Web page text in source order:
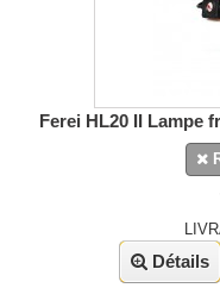
Ferei HL20 II Lampe
Détails